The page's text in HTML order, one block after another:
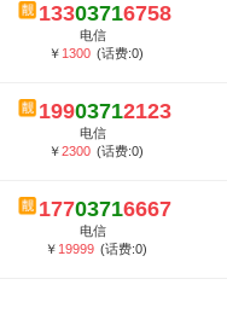
13303716758
电信
￥ 1300 (话费:0)
19903712123
电信
￥2300 (话费:0)
17703716667
电信
￥ 19999 (话费:0)